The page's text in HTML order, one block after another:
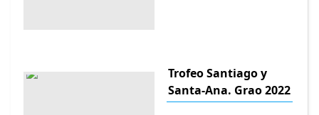
Trofeo Santiago y
Santa-Ana. Grao 2022